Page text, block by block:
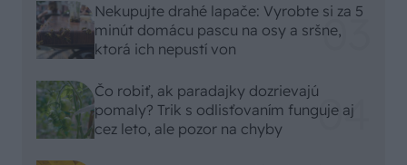
Nekupujte drahé lapače: Vyrobte si za 5
minút domácu pascu na osy a sršne,
ktorá ich nepustí von
Čo robiť, ak paradajky dozrievajú
pomaly? Trik s odlisťovaním funguje aj
cez leto, ale pozor na chyby